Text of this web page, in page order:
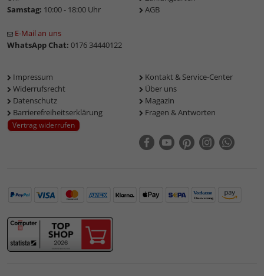
Samstag: 10:00 - 18:00 Uhr
E-Mail an uns
WhatsApp Chat: 0176 34440122
AGB
Impressum
Widerrufsrecht
Datenschutz
Barrierefreiheitserklärung
Vertrag widerrufen
Kontakt & Service-Center
Über uns
Magazin
Fragen & Antworten